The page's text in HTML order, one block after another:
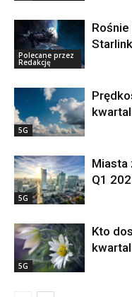
Polecane przez
Redakcję
5G
5G
Miasta
Q1
5G
Kto